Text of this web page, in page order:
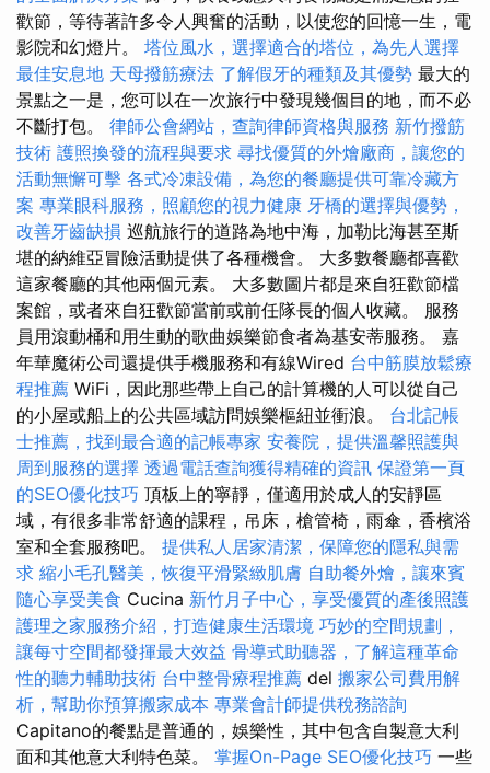
歡節，等待著許多令人興奮的活動，以使您的回憶一生，電
影院和幻燈片。 塔位風水，選擇適合的塔位，為先人選擇
最佳安息地 天母撥筋療法 了解假牙的種類及其優勢 最大的
景點之一是，您可以在一次旅行中發現幾個目的地，而不必
不斷打包。 律師公會網站，查詢律師資格與服務 新竹撥筋
技術 護照換發的流程與要求 尋找優質的外燴廠商，讓您的
活動無懈可擊 各式冷凍設備，為您的餐廳提供可靠冷藏方
案 專業眼科服務，照顧您的視力健康 牙橋的選擇與優勢，
改善牙齒缺損 巡航旅行的道路為地中海，加勒比海甚至斯
堪的納維亞冒險活動提供了各種機會。 大多數餐廳都喜歡
這家餐廳的其他兩個元素。 大多數圖片都是來自狂歡節檔
案館，或者來自狂歡節當前或前任隊長的個人收藏。 服務
員用滾動桶和用生動的歌曲娛樂節食者為基安蒂服務。 嘉
年華魔術公司還提供手機服務和有線Wired 台中筋膜放鬆療
程推薦 WiFi，因此那些帶上自己的計算機的人可以從自己
的小屋或船上的公共區域訪問娛樂樞紐並衝浪。 台北記帳
士推薦，找到最合適的記帳專家 安養院，提供溫馨照護與
周到服務的選擇 透過電話查詢獲得精確的資訊 保證第一頁
的SEO優化技巧 頂板上的寧靜，僅適用於成人的安靜區
域，有很多非常舒適的課程，吊床，槍管椅，雨傘，香檳浴
室和全套服務吧。 提供私人居家清潔，保障您的隱私與需
求 縮小毛孔醫美，恢復平滑緊緻肌膚 自助餐外燴，讓來賓
隨心享受美食 Cucina 新竹月子中心，享受優質的產後照護
護理之家服務介紹，打造健康生活環境 巧妙的空間規劃，
讓每寸空間都發揮最大效益 骨導式助聽器，了解這種革命
性的聽力輔助技術 台中整骨療程推薦 del 搬家公司費用解
析，幫助你預算搬家成本 專業會計師提供稅務諮詢
Capitano的餐點是普通的，娛樂性，其中包含自製意大利
面和其他意大利特色菜。 掌握On-Page SEO優化技巧 一些